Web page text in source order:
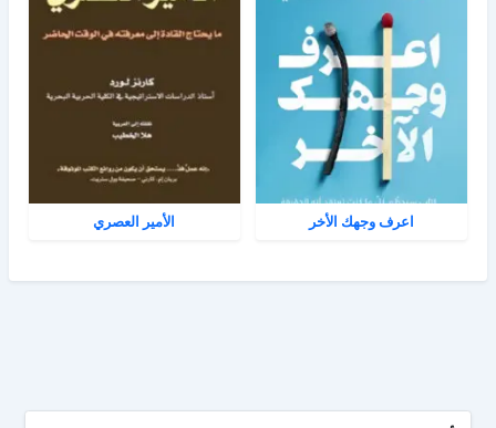
اعرف وجهك الأخر الأمير العصري